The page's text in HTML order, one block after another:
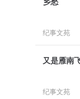
纪事文苑
又是雁南
纪事文苑